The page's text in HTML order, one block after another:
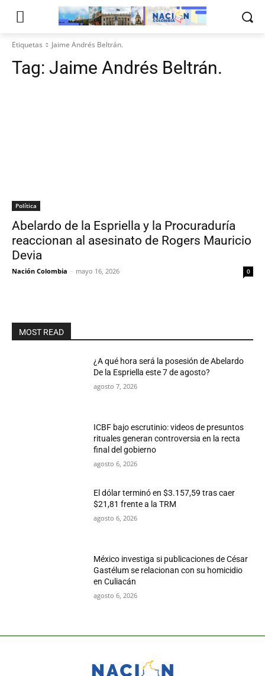
Etiquetas Jaime Andrés Beltrán.
Tag: Jaime Andrés Beltrán.
Política
Abelardo de la Espriella y la Procuraduría
reaccionan al asesinato de Rogers Mauricio
Devia
Nación Colombia - mayo 16, 2026 0
MOST READ
¿A qué hora será la posesión de Abelardo
De la Espriella este 7 de agosto?
agosto 7, 2026
ICBF bajo escrutinio: videos de presuntos
rituales generan controversia en la recta
final del gobierno
agosto 6, 2026
El dólar terminó en $3.157,59 tras caer
$21,81 frente a la TRM
agosto 6, 2026
México investiga si publicaciones de César
Gastélum se relacionan con su homicidio
en Culiacán
agosto 6, 2026